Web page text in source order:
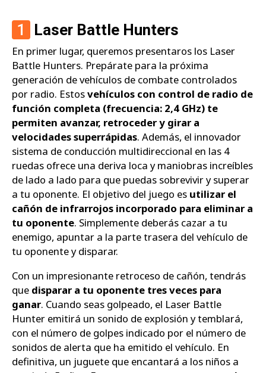
1 Laser Battle Hunters
En primer lugar, queremos presentaros los Laser
Battle Hunters. Prepárate para la próxima
generación de vehículos de combate controlados
por radio. Estosvehículos con control de radio de
función completa (frecuencia: 2,4 GHz) te
permiten avanzar, retroceder y girar a
velocidades superrápidas. Además, el innovador
sistema de conducción multidireccional en las 4
ruedas ofrece una deriva loca y maniobras increíbles
de lado a lado para que puedas sobrevivir y superar
a tu oponente. El objetivo del juego es utilizar el
cañón de infrarrojos incorporado para eliminar a
tu oponente. Simplemente deberás cazar a tu
enemigo, apuntar a la parte trasera del vehículo de
tu oponente y disparar.
Con un impresionante retroceso de cañón, tendrás
que disparar a tu oponente tres veces para
ganar. Cuando seas golpeado, el Laser Battle
Hunter emitirá un sonido de explosión y temblará,
con el número de golpes indicado por el número de
sonidos de alerta que ha emitido el vehículo. En
definitiva, un juguete que encantará a los niños a